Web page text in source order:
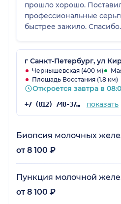
прошло хорошо.
профессиональные
быстрее зажило. Спасибо.
г Санкт-Петербург, ул
Чернышевская (400 м)
Площадь Восстания (1.8 км)
Откроется завтра в
+7 (812) 748-37-76 показать
Биопсия молочных
от 8 100 ₽
Пункция молочной
от 8 100 ₽